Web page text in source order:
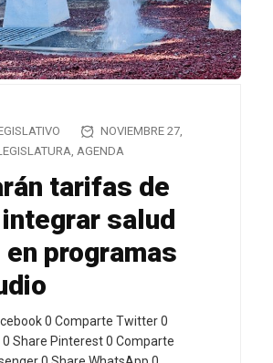
NOVIEMBRE 27,
AGENDA
tarifas de
salud
programas
0 Comparte Twitter 0
0 Share Pinterest 0 Comparte